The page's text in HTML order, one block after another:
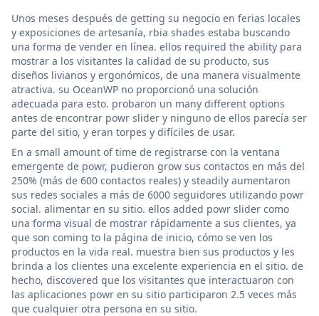
Unos meses después de getting su negocio en ferias locales
y exposiciones de artesanía, rbia shades estaba buscando
una forma de vender en línea. ellos required the ability para
mostrar a los visitantes la calidad de su producto, sus
diseños livianos y ergonómicos, de una manera visualmente
atractiva. su OceanWP no proporcionó una solución
adecuada para esto. probaron un many different options
antes de encontrar powr slider y ninguno de ellos parecía ser
parte del sitio, y eran torpes y difíciles de usar.
En a small amount of time de registrarse con la ventana
emergente de powr, pudieron grow sus contactos en más del
250% (más de 600 contactos reales) y steadily aumentaron
sus redes sociales a más de 6000 seguidores utilizando powr
social. alimentar en su sitio. ellos added powr slider como
una forma visual de mostrar rápidamente a sus clientes, ya
que son coming to la página de inicio, cómo se ven los
productos en la vida real. muestra bien sus productos y les
brinda a los clientes una excelente experiencia en el sitio. de
hecho, discovered que los visitantes que interactuaron con
las aplicaciones powr en su sitio participaron 2.5 veces más
que cualquier otra persona en su sitio.